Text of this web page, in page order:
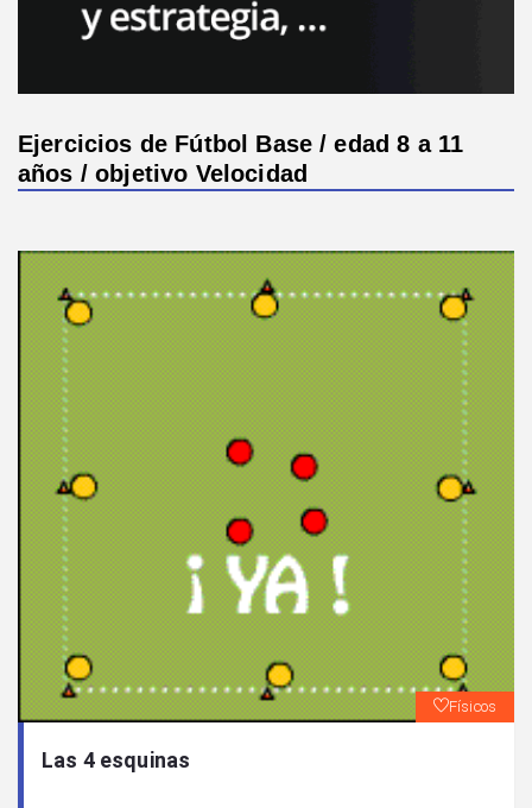
Ejercicios de Fútbol Base / edad 8 a 11
años / objetivo Velocidad
Físicos
Las 4 esquinas